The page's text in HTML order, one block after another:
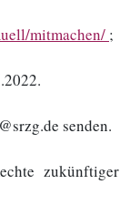
mitmachen/ ;
senden.
zukünftiger